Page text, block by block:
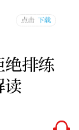
绝排练
读